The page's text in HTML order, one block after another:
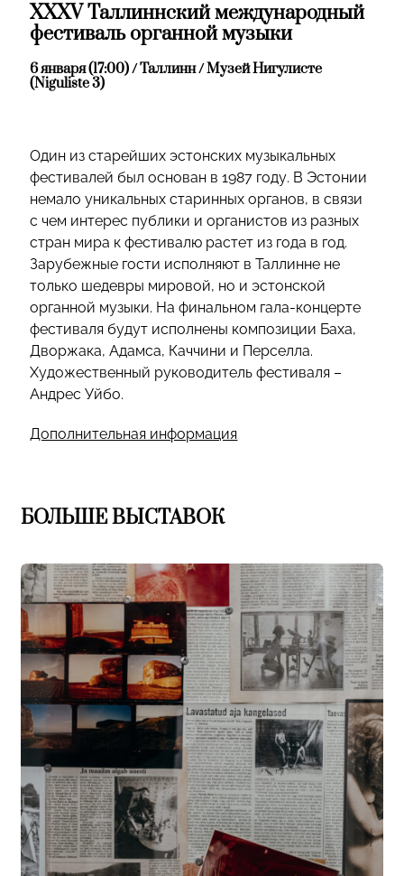
XXXV Таллиннский международный
фестиваль органной музыки
6 января (17:00) / Таллинн / Музей Нигулисте
(Niguliste 3)
Один из старейших эстонских музыкальных
фестивалей был основан в 1987 году. В Эстонии
немало уникальных старинных органов, в связи
с чем интерес публики и органистов из разных
стран мира к фестивалю растет из года в год.
Зарубежные гости исполняют в Таллинне не
только шедевры мировой, но и эстонской
органной музыки. На финальном гала-концерте
фестиваля будут исполнены композиции Баха,
Дворжака, Адамса, Каччини и Перселла.
Художественный руководитель фестиваля –
Андрес Уйбо.
Дополнительная информация
БОЛЬШЕ ВЫСТАВОК